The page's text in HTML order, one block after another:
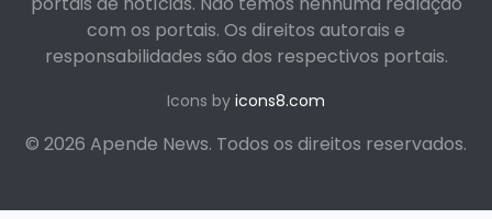
com os portais. Os direitos autorais e
responsabilidades são dos respectivos portais.
Icons by icons8.com
© 2026 Apende News. Todos os direitos reservados.